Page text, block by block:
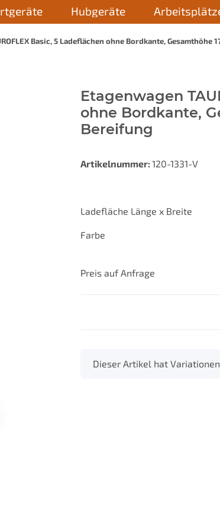
Hubgeräte
Basic, 5 Ladeflächen ohne Bordkante, Gesamthöhe
Etagenwagen
ohne Bordkante,
Bereifung
Artikelnummer: 120-1331-V
Ladefläche Länge x Breite
Farbe
Preis auf Anfrage
x
Dieser Artikel hat